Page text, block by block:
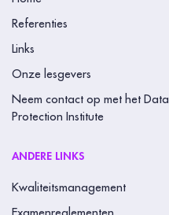
Referenties
Links
Onze lesgevers
Neem contact op met het Data
Protection Institute
ANDERE LINKS
Kwaliteitsmanagement